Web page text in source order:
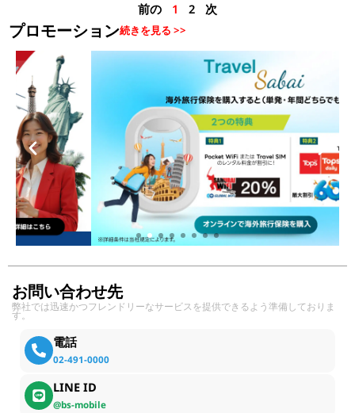
前の 1 2 次
プロモーション続きを見る >>
お問い合わせ先
弊社では迅速かつフレンドリーなサービスを提供できるよう準備しておりま
す。
電話
02-491-0000
LINE ID
@bs-mobile